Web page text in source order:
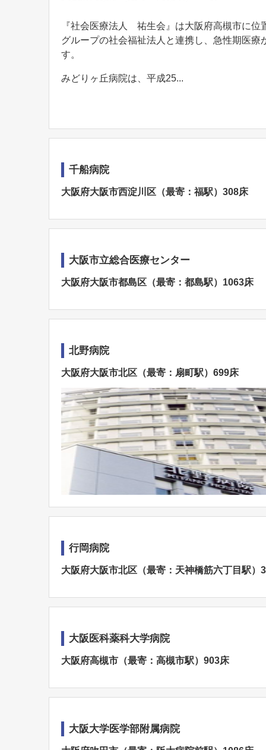
『社会医療法人 祐生会』は大阪府高槻市に位
グループの社会福祉法人と連携し、急性期医
す。
みどりヶ丘病院は、平成25...
千船病院
大阪府大阪市西淀川区（最寄：福駅）308床
大阪市立総合医療センター
大阪府大阪市都島区（最寄：都島駅）1063床
北野病院
大阪府大阪市北区（最寄：扇町駅）699床
行岡病院
大阪府大阪市北区（最寄：天神橋筋六丁目駅）
大阪医科薬科大学病院
大阪府高槻市（最寄：高槻市駅）903床
大阪大学医学部附属病院